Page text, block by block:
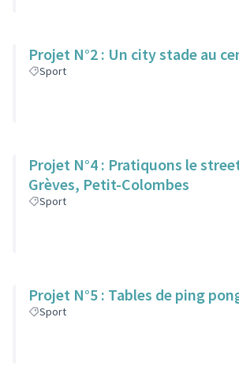
Projet N°2 : Un city stade au
Sport
Projet N°4 : Pratiquons le
Grèves, Petit-Colombes
Sport
Projet N°5 : Tables de ping
Sport